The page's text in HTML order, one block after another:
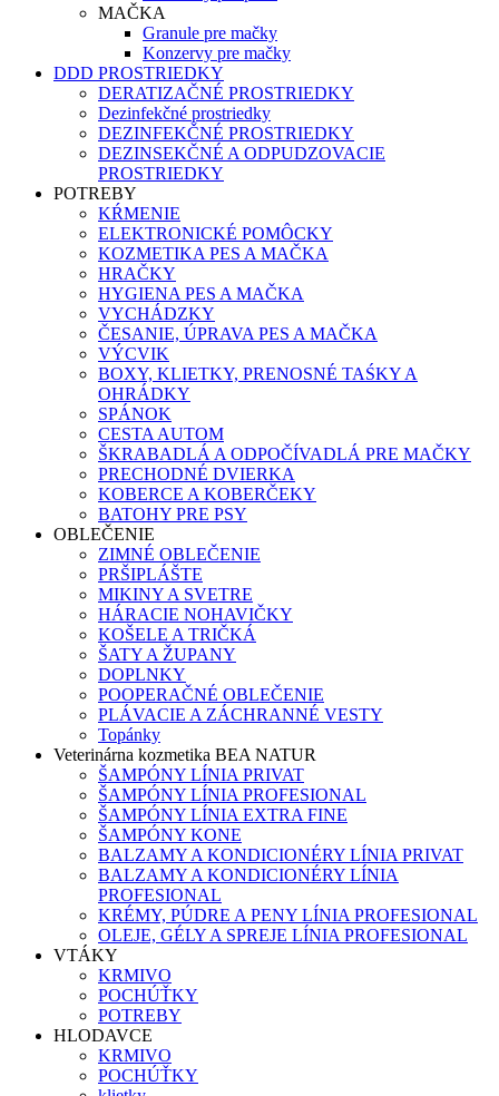
MAČKA
Granule pre mačky
Konzervy pre mačky
DDD PROSTRIEDKY
DERATIZAČNÉ PROSTRIEDKY
Dezinfekčné prostriedky
DEZINFEKČNÉ PROSTRIEDKY
DEZINSEKČNÉ A ODPUDZOVACIE
PROSTRIEDKY
POTREBY
KŔMENIE
ELEKTRONICKÉ POMÔCKY
KOZMETIKA PES A MAČKA
HRAČKY
HYGIENA PES A MAČKA
VYCHÁDZKY
ČESANIE, ÚPRAVA PES A MAČKA
VÝCVIK
BOXY, KLIETKY, PRENOSNÉ TAŚKY A
OHRÁDKY
SPÁNOK
CESTA AUTOM
ŠKRABADLÁ A ODPOČÍVADLÁ PRE MAČKY
PRECHODNÉ DVIERKA
KOBERCE A KOBERČEKY
BATOHY PRE PSY
OBLEČENIE
ZIMNÉ OBLEČENIE
PRŠIPLÁŠTE
MIKINY A SVETRE
HÁRACIE NOHAVIČKY
KOŠELE A TRIČKÁ
ŠATY A ŽUPANY
DOPLNKY
POOPERAČNÉ OBLEČENIE
PLÁVACIE A ZÁCHRANNÉ VESTY
Topánky
Veterinárna kozmetika BEA NATUR
ŠAMPÓNY LÍNIA PRIVAT
ŠAMPÓNY LÍNIA PROFESIONAL
ŠAMPÓNY LÍNIA EXTRA FINE
ŠAMPÓNY KONE
BALZAMY A KONDICIONÉRY LÍNIA PRIVAT
BALZAMY A KONDICIONÉRY LÍNIA
PROFESIONAL
KRÉMY, PÚDRE A PENY LÍNIA PROFESIONAL
OLEJE, GÉLY A SPREJE LÍNIA PROFESIONAL
VTÁKY
KRMIVO
POCHÚŤKY
POTREBY
HLODAVCE
KRMIVO
POCHÚŤKY